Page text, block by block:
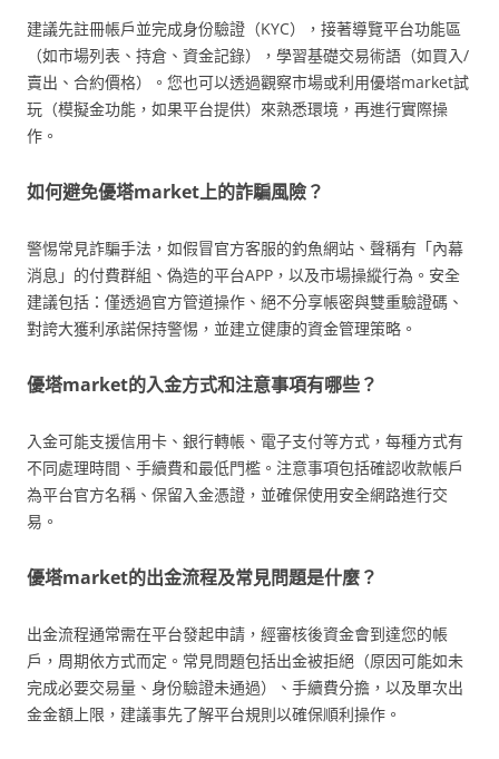
建議先註冊帳戶並完成身份驗證（KYC），接著導覽平台功能區
（如市場列表、持倉、資金記錄），學習基礎交易術語（如買入/
賣出、合約價格）。您也可以透過觀察市場或利用優塔market試
玩（模擬金功能，如果平台提供）來熟悉環境，再進行實際操
作。
如何避免優塔market上的詐騙風險？
警惕常見詐騙手法，如假冒官方客服的釣魚網站、聲稱有「內幕
消息」的付費群組、偽造的平台APP，以及市場操縱行為。安全
建議包括：僅透過官方管道操作、絕不分享帳密與雙重驗證碼、
對誇大獲利承諾保持警惕，並建立健康的資金管理策略。
優塔market的入金方式和注意事項有哪些？
入金可能支援信用卡、銀行轉帳、電子支付等方式，每種方式有
不同處理時間、手續費和最低門檻。注意事項包括確認收款帳戶
為平台官方名稱、保留入金憑證，並確保使用安全網路進行交
易。
優塔market的出金流程及常見問題是什麼？
出金流程通常需在平台發起申請，經審核後資金會到達您的帳
戶，周期依方式而定。常見問題包括出金被拒絕（原因可能如未
完成必要交易量、身份驗證未通過）、手續費分擔，以及單次出
金金額上限，建議事先了解平台規則以確保順利操作。